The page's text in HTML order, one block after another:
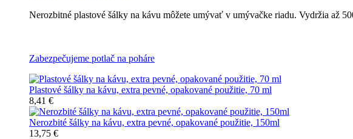
Nerozbitné plastové šálky na kávu môžete umývať v umývačke riadu. Vydržia až
Zabezpečujeme potlač na poháre
Plastové šálky na kávu, extra pevné, opakované použitie, 70 ml
8,41 €
Nerozbité šálky na kávu, extra pevné, opakované použitie, 150ml
13,75 €